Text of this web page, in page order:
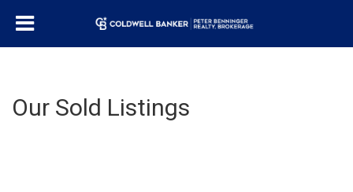
Our Sold Listings